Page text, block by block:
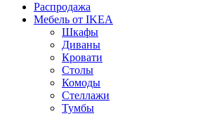
Распродажа
Мебель от IKEA
Шкафы
Диваны
Кровати
Столы
Комоды
Стеллажи
Тумбы